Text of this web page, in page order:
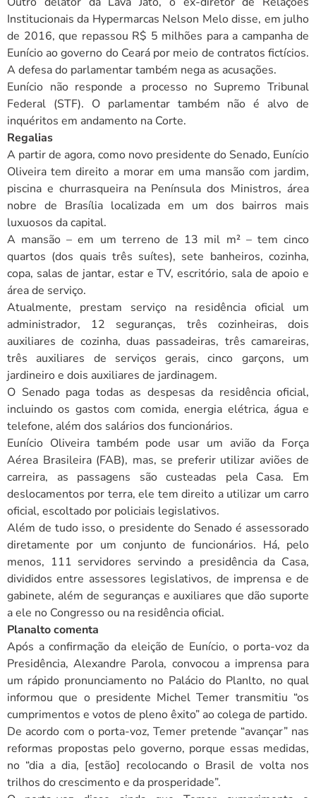
Institucionais da Hypermarcas Nelson Melo disse, em julho
de 2016, que repassou R$ 5 milhões para a campanha de
Eunício ao governo do Ceará por meio de contratos fictícios.
A defesa do parlamentar também nega as acusações.
Eunício não responde a processo no Supremo Tribunal
Federal (STF). O parlamentar também não é alvo de
inquéritos em andamento na Corte.
Regalias
A partir de agora, como novo presidente do Senado, Eunício
Oliveira tem direito a morar em uma mansão com jardim,
piscina e churrasqueira na Península dos Ministros, área
nobre de Brasília localizada em um dos bairros mais
luxuosos da capital.
A mansão – em um terreno de 13 mil m² – tem cinco
quartos (dos quais três suítes), sete banheiros, cozinha,
copa, salas de jantar, estar e TV, escritório, sala de apoio e
área de serviço.
Atualmente, prestam serviço na residência oficial um
administrador, 12 seguranças, três cozinheiras, dois
auxiliares de cozinha, duas passadeiras, três camareiras,
três auxiliares de serviços gerais, cinco garçons, um
jardineiro e dois auxiliares de jardinagem.
O Senado paga todas as despesas da residência oficial,
incluindo os gastos com comida, energia elétrica, água e
telefone, além dos salários dos funcionários.
Eunício Oliveira também pode usar um avião da Força
Aérea Brasileira (FAB), mas, se preferir utilizar aviões de
carreira, as passagens são custeadas pela Casa. Em
deslocamentos por terra, ele tem direito a utilizar um carro
oficial, escoltado por policiais legislativos.
Além de tudo isso, o presidente do Senado é assessorado
diretamente por um conjunto de funcionários. Há, pelo
menos, 111 servidores servindo a presidência da Casa,
divididos entre assessores legislativos, de imprensa e de
gabinete, além de seguranças e auxiliares que dão suporte
a ele no Congresso ou na residência oficial.
Planalto comenta
Após a confirmação da eleição de Eunício, o porta-voz da
Presidência, Alexandre Parola, convocou a imprensa para
um rápido pronunciamento no Palácio do Planlto, no qual
informou que o presidente Michel Temer transmitiu “os
cumprimentos e votos de pleno êxito” ao colega de partido.
De acordo com o porta-voz, Temer pretende “avançar” nas
reformas propostas pelo governo, porque essas medidas,
no “dia a dia, [estão] recolocando o Brasil de volta nos
trilhos do crescimento e da prosperidade”.